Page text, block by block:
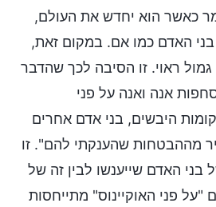
כאשר הוא יחדש את העולם,
האדם כמו אם. במקום זאת,
ראוי. זו הסיבה לכך שהדבר
אנה ואנה על פני
היבשים, בני אדם אחרים
מההבטחות שהענקתי להם". זו
בני האדם שייענשו לבין זה של
"על פני האוקיינוס" מתייחסות